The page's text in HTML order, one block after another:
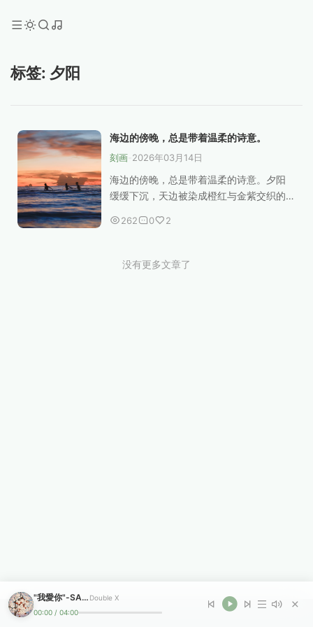
标签: 夕阳
海边的傍晚，总是带着温柔的诗意。
刻画 2026年03月14日
海边的傍晚，总是带着温柔的诗意。夕阳
缓缓下沉，天边被染成橙红与金紫交织的
铺在海面上。浪花一阵阵涌来，又悄然退
情侣并肩走在沙滩上，...
262 0 2
没有更多文章了
"我愛你"-SASIOVERLXRD TYPE BEAT Double X
00:00 / 04:00